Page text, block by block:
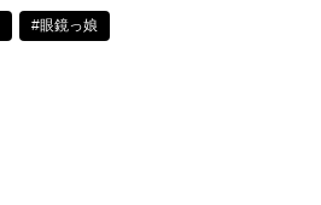
#眼鏡っ娘